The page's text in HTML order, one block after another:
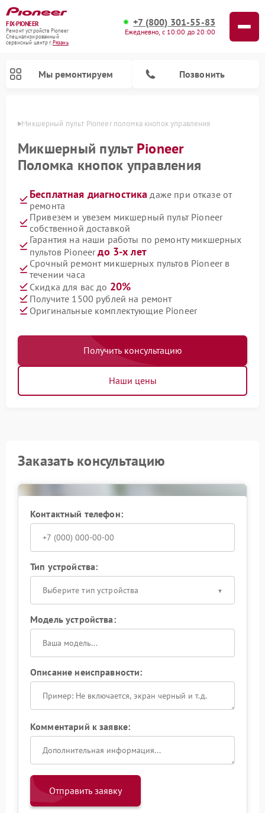
FIX-PIONEER
Ремонт устройств Pioneer
Специализированный
cервисный центр г.Рязань
+7 (800) 301-55-83
Ежедневно, с 10:00 до 20:00
Мы ремонтируем Позвонить
Микшерный пульт Pioneer поломка кнопок управления
Микшерный пульт Pioneer
Поломка кнопок управления
Бесплатная диагностика даже при отказе от
ремонта
Привезем и увезем микшерный пульт Pioneer
собственной доставкой
Гарантия на наши работы по ремонту микшерных
пультов Pioneerдо 3-х лет
Срочный ремонт микшерных пультов Pioneer в
течении часа
Скидка для вас до 20%
Получите 1500 рублей на ремонт
Оригинальные комплектующие Pioneer
Получить консультацию
Наши цены
Заказать консультацию
Контактный телефон:
Тип устройства:
Выберите тип устройства
Модель устройства:
Описание неисправности:
Комментарий к заявке:
Отправить заявку